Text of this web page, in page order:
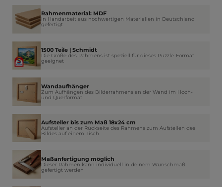
Rahmenmaterial: MDF
In Handarbeit aus hochwertigen Materialien in Deutschland
gefertigt
1500 Teile | Schmidt
Die Größe des Rahmens ist speziell für dieses Puzzle-Format
geeignet
Wandaufhänger
Zum Aufhängen des Bilderrahmens an der Wand im Hoch-
und Querformat
Aufsteller bis zum Maß 18x24 cm
Aufsteller an der Rückseite des Rahmens zum Aufstellen des
Bildes auf einem Tisch
Maßanfertigung möglich
Dieser Rahmen kann individuell in deinem Wunschmaß
gefertigt werden